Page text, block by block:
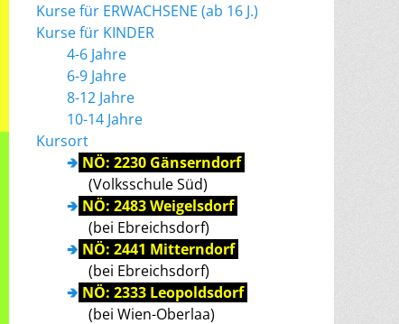
Kurse für ERWACHSENE (ab 16 J.)
Kurse für KINDER
4-6 Jahre
6-9 Jahre
8-12 Jahre
10-14 Jahre
Kursort
🢂 NÖ: 2230 Gänserndorf
(Volksschule Süd)
🢂 NÖ: 2483 Weigelsdorf
(bei Ebreichsdorf)
🢂 NÖ: 2441 Mitterndorf
(bei Ebreichsdorf)
🢂 NÖ: 2333 Leopoldsdorf
(bei Wien-Oberlaa)